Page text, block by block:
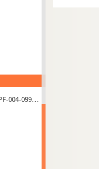
004-0997. Desprez,